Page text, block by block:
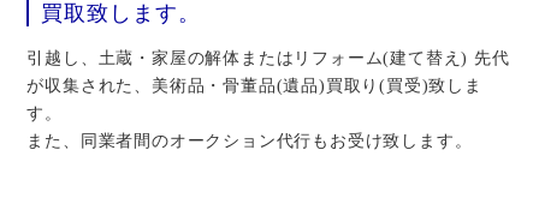
買取致します。
引越し、土蔵・家屋の解体またはリフォーム(建て替え) 先代
が収集された、美術品・骨董品(遺品)買取り(買受)致しま
す。
また、同業者間のオークション代行もお受け致します。